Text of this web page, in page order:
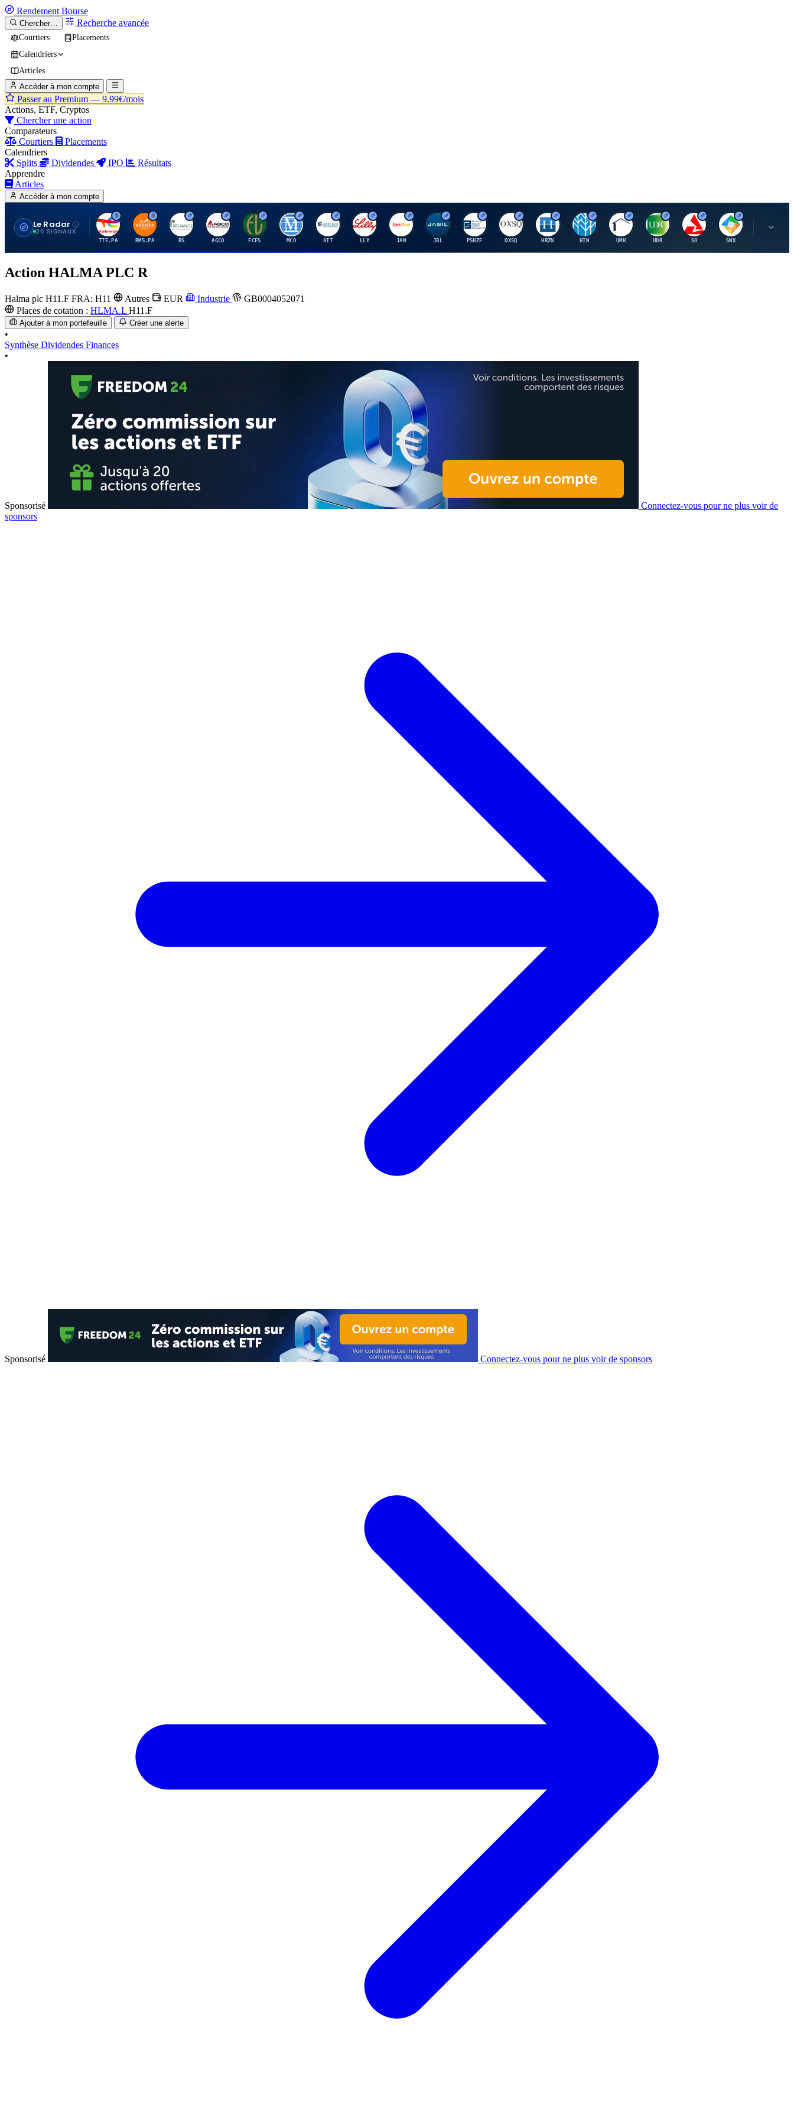
Rendement Bourse
Chercher… Recherche avancée
Courtiers
Placements
Calendriers
Articles
Accéder à mon compte
Passer au Premium — 9.99€/mois
Actions, ETF, Cryptos
Chercher une action
Comparateurs
Courtiers
Placements
Calendriers
Splits
Dividendes IPO
Résultats
Apprendre
Articles
Accéder à mon compte
Le Radar
20 SIGNAUX
T
TTE.PA
H
RMS.PA
R
RS
A
AGCO
F
FCFS
M
MCO
A
AIT
E
LLY
J
JAN
J
JBL
P
PSHZF
O
OXSQ
H
HRZN
H
HIW
U
UMH
U
UDR
S
SO
S
SWX
S
Action HALMA PLC R
Halma plc H11.F FRA: H11 Autres EUR Industrie
GB0004052071
Places de cotation : HLMA.L H11.F
Ajouter à mon portefeuille Créer une alerte
•
Synthèse Dividendes Finances
•
Sponsorisé
Connectez-vous pour ne plus voir de
sponsors
Sponsorisé Connectez-vous pour ne plus voir de sponsors